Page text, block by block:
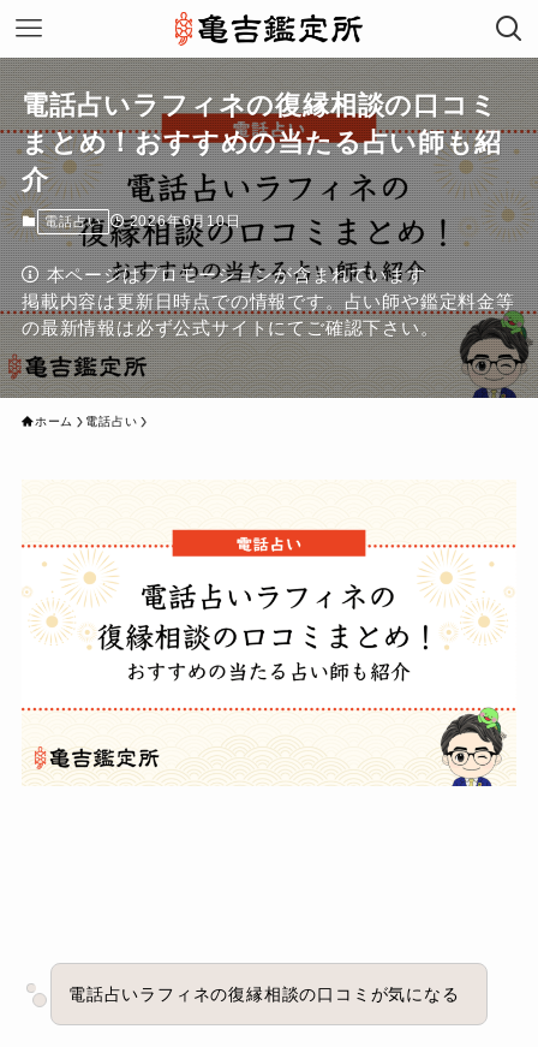
電話占いラフィネの復縁相談の口コミ
まとめ！おすすめの当たる占い師も紹
介
電話占い 2026年6月10日
本ページはプロモーションが含まれています
掲載内容は更新日時点での情報です。占い師や鑑定料金等
の最新情報は必ず公式サイトにてご確認下さい。
ホーム 電話占い
電話占いラフィネの復縁相談の口コミが気になる